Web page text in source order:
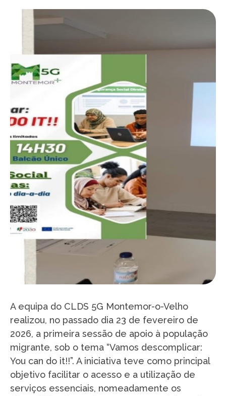
A equipa do CLDS 5G Montemor-o-Velho
realizou, no passado dia 23 de fevereiro de
2026, a primeira sessão de apoio à população
migrante, sob o tema “Vamos descomplicar:
You can do it!!”. A iniciativa teve como principal
objetivo facilitar o acesso e a utilização de
serviços essenciais, nomeadamente os